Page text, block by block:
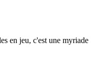
en jeu, c'est une myriade